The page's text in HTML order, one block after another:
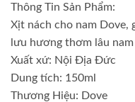
Thông Tin Sản Phẩm:
Xịt nách cho nam Dove,
lưu hương thơm lâu
Xuất xứ: Nội Địa Đức
Dung tích: 150ml
Thương Hiệu: Dove